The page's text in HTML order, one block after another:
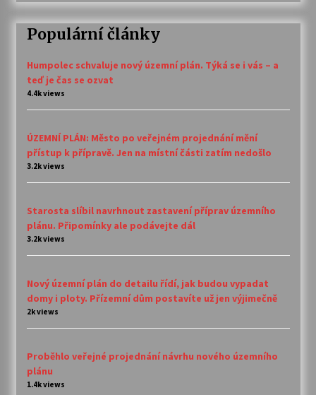
Populární články
Humpolec schvaluje nový územní plán. Týká se i vás – a
teď je čas se ozvat
4.4k views
ÚZEMNÍ PLÁN: Město po veřejném projednání mění
přístup k přípravě. Jen na místní části zatím nedošlo
3.2k views
Starosta slíbil navrhnout zastavení příprav územního
plánu. Připomínky ale podávejte dál
3.2k views
Nový územní plán do detailu řídí, jak budou vypadat
domy i ploty. Přízemní dům postavíte už jen výjimečně
2k views
Proběhlo veřejné projednání návrhu nového územního
plánu
1.4k views